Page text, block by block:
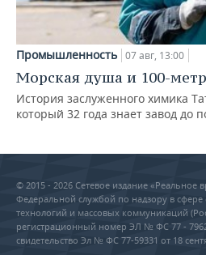
Промышленность 07 авг, 13:00
Морская душа и 100-
История заслуженного химика
который 32 года знает завод до
© 2015 - 2026 Сетевое издание «Реальное
Федеральной службой по надзору в
технологий и массовых коммуникаций
регистрационный номер ЭЛ № ФС 77 -
свидетельство Эл № ФС 77-59331 от 18